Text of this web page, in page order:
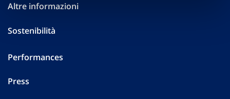
Altre informazioni
Sostenibilità
Performances
Press